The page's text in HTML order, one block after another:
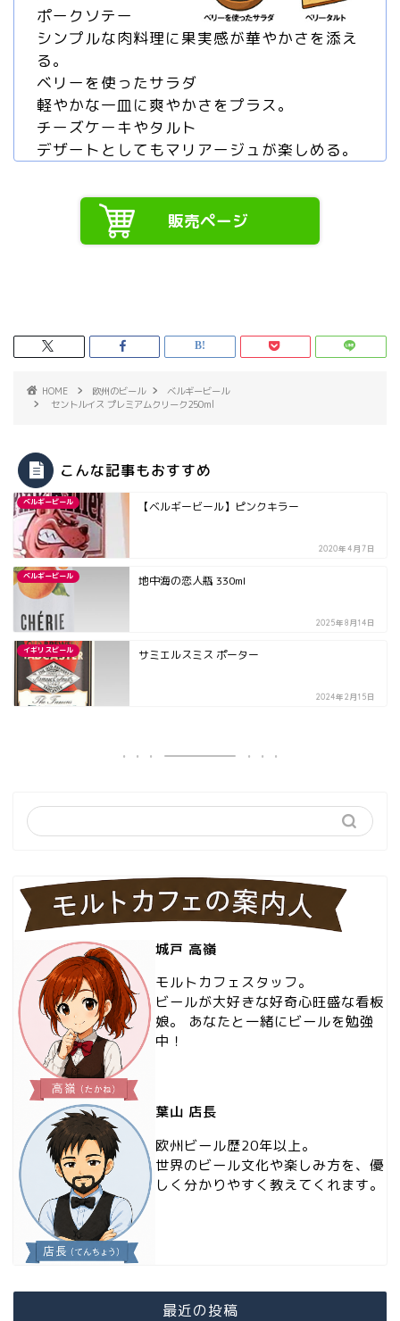
ポークソテー
シンプルな肉料理に果実感が華やかさを添え
る。
ベリーを使ったサラダ
軽やかな一皿に爽やかさをプラス。
チーズケーキやタルト
デザートとしてもマリアージュが楽しめる。
販売ページ
HOME 欧州のビール
ベルギービール
セントルイス プレミアムクリーク250ml
こんな記事もおすすめ
ベルギービール 【ベルギービール】ピンクキラー
2020年4月7日
ベルギービール 地中海の恋人瓶 330ml
2025年8月14日
イギリスビール サミエルスミス ポーター
2024年2月15日
城戸 高嶺
モルトカフェスタッフ。
ビールが大好きな好奇心旺盛な看板
娘。 あなたと一緒にビールを勉強
中！
葉山 店長
欧州ビール歴20年以上。
世界のビール文化や楽しみ方を、優
しく分かりやすく教えてくれます。
最近の投稿